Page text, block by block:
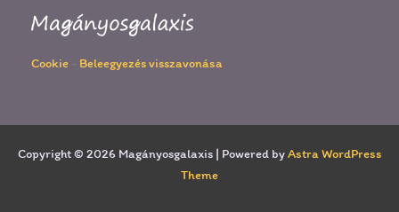
Cookie - Beleegyezés visszavonása
Copyright © 2026 Magányosgalaxis | Powered byAstra WordPress
Theme